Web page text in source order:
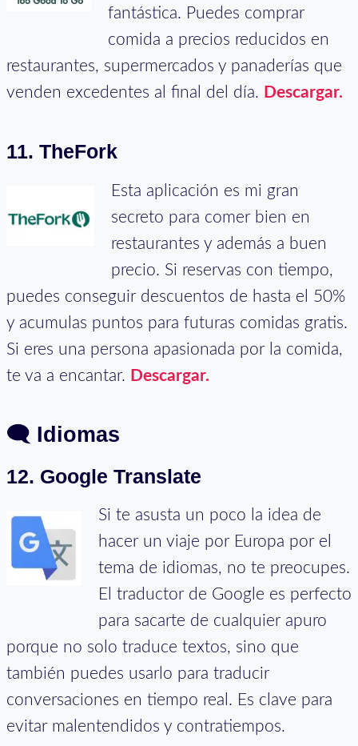
fantástica. Puedes comprar
comida a precios reducidos en
restaurantes, supermercados y panaderías que
venden excedentes al final del día. Descargar.
11. TheFork
Esta aplicación es mi gran
secreto para comer bien en
restaurantes y además a buen
precio. Si reservas con tiempo,
puedes conseguir descuentos de hasta el 50%
y acumulas puntos para futuras comidas gratis.
Si eres una persona apasionada por la comida,
te va a encantar. Descargar.
🗨 Idiomas
12. Google Translate
Si te asusta un poco la idea de
hacer un viaje por Europa por el
tema de idiomas, no te preocupes.
El traductor de Google es perfecto
para sacarte de cualquier apuro
porque no solo traduce textos, sino que
también puedes usarlo para traducir
conversaciones en tiempo real. Es clave para
evitar malentendidos y contratiempos.